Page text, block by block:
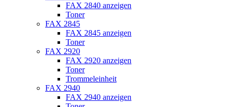
FAX 2840 anzeigen
Toner
FAX 2845
FAX 2845 anzeigen
Toner
FAX 2920
FAX 2920 anzeigen
Toner
Trommeleinheit
FAX 2940
FAX 2940 anzeigen